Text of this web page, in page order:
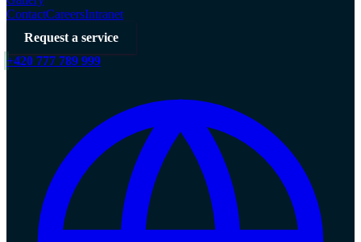
ContactCareersIntranet
Request a service
+420 777 789 999